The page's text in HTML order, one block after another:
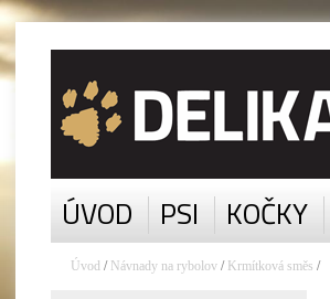
ÚVOD PSI KOČKY
Úvod / Návnady na rybolov/ Krmítková směs /